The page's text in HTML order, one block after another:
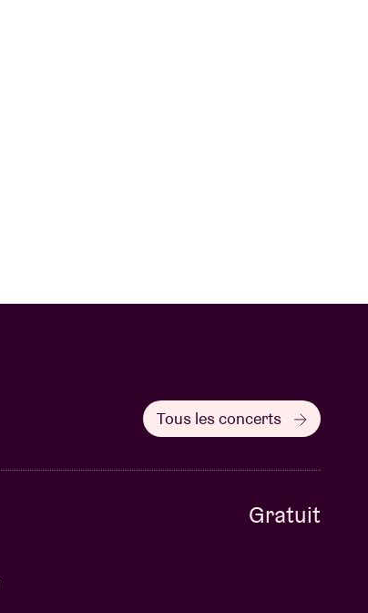
Tous les concerts
Gratuit